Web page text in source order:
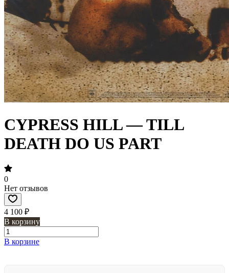
CYPRESS HILL — TILL
DEATH DO US PART
0
Нет отзывов
4 100 ₽
В корзину
В корзине